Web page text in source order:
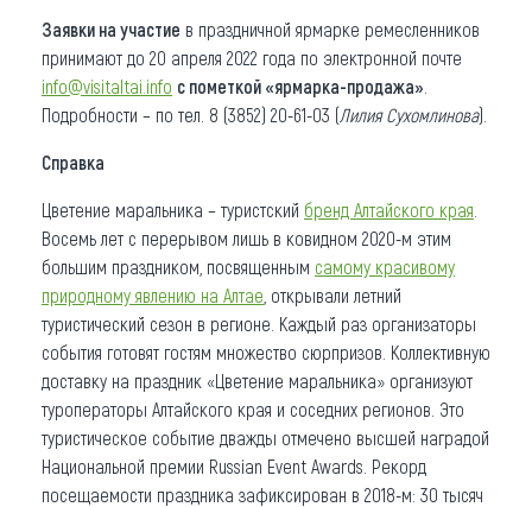
Заявки на участие в праздничной ярмарке ремесленников
принимают до 20 апреля 2022 года по электронной почте
info@visitaltai.info с пометкой «ярмарка-продажа»
Подробности – по тел. 8 (3852) 20-61-03 (Лилия Сухомлинова).
Справка
Цветение маральника – туристский бренд Алтайского края
Восемь лет с перерывом лишь в ковидном 2020-м этим
большим праздником, посвященным самому красивому
природному явлению на Алтае , открывали летний
туристический сезон в регионе. Каждый раз организаторы
события готовят гостям множество сюрпризов. Коллективную
доставку на праздник «Цветение маральника» организуют
туроператоры Алтайского края и соседних регионов. Это
туристическое событие дважды отмечено высшей наградой
Национальной премии Russian Event Awards. Рекорд
посещаемости праздника зафиксирован в 2018-м: 30 тысяч